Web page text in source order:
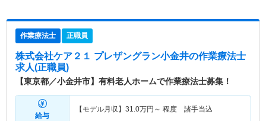
作業療法士 正職員
株式会社ケア２１ プレザングラン小金井の作業療法士
求人(正職員)
【東京都／小金井市】有料老人ホームで作業療法士募集！
給与
【モデル月収】 31.0万円～ 程度 諸手当込